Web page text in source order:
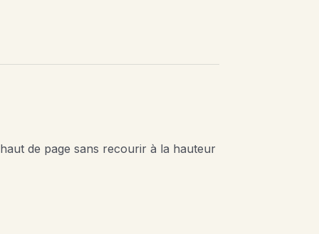
de page sans recourir à la hauteur